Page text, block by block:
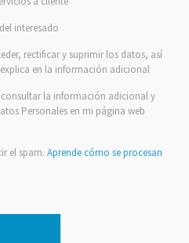
interesado
rectificar y suprimir los datos, así
en la información adicional
la información adicional y
Personales en mi página web
el spam. Aprende cómo se procesan